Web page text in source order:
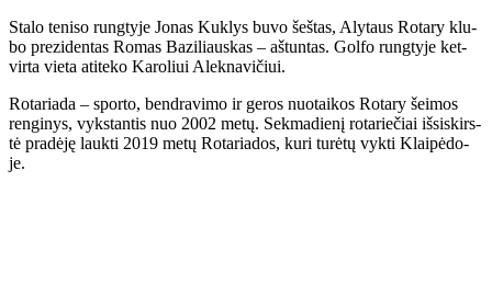
Sta­lo te­ni­so rung­ty­je Jo­nas Kuk­lys bu­vo šeš­tas, Aly­taus Ro­ta­ry klu­
bo pre­zi­den­tas Ro­mas Ba­zi­liaus­kas – aš­tun­tas. Gol­fo rung­ty­je ket­
vir­ta vie­ta ati­te­ko Ka­ro­liui Alek­na­vi­čiui.
Ro­ta­ria­da – spor­to, ben­dra­vi­mo ir ge­ros nuo­tai­kos Ro­ta­ry šei­mos
ren­gi­nys, vyks­tan­tis nuo 2002 me­tų. Sek­ma­die­nį ro­ta­rie­čiai iš­si­skirs­
tė pra­dė­ję lauk­ti 2019 me­tų Ro­ta­ria­dos, ku­ri tu­rė­tų vyk­ti Klai­pė­do­
je.